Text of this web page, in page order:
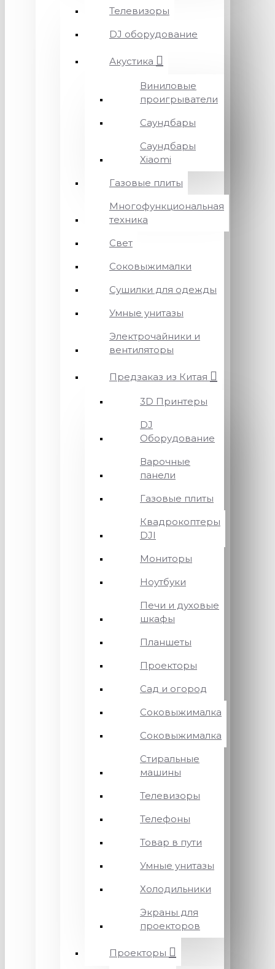
Телевизоры
DJ оборудование
Акустика
Виниловые
проигрыватели
Саундбары
Саундбары
Xiaomi
Газовые плиты
Многофункциональная
техника
Свет
Соковыжималки
Сушилки для одежды
Умные унитазы
Электрочайники и
вентиляторы
Предзаказ из Китая
3D Принтеры
DJ
Оборудование
Варочные
панели
Газовые плиты
Квадрокоптеры
DJI
Мониторы
Ноутбуки
Печи и духовые
шкафы
Планшеты
Проекторы
Сад и огород
Соковыжималка
Соковыжималка
Стиральные
машины
Телевизоры
Телефоны
Товар в пути
Умные унитазы
Холодильники
Экраны для
проекторов
Проекторы